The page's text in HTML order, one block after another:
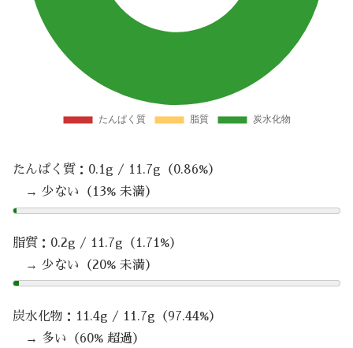
たんぱく質：0.1g / 11.7g（0.86%）
→ 少ない（13% 未満）
脂質：0.2g / 11.7g（1.71%）
→ 少ない（20% 未満）
炭水化物：11.4g / 11.7g（97.44%）
→ 多い（60% 超過）